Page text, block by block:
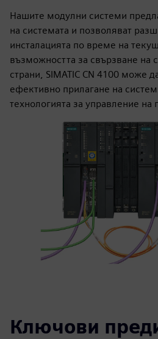
Нашите модулни системи
на системата и позволяват
инсталацията по време на
възможността за свързване на
страни, SIMATIC CN 4100 може
ефективно прилагане на
технологията за управление на
Ключови